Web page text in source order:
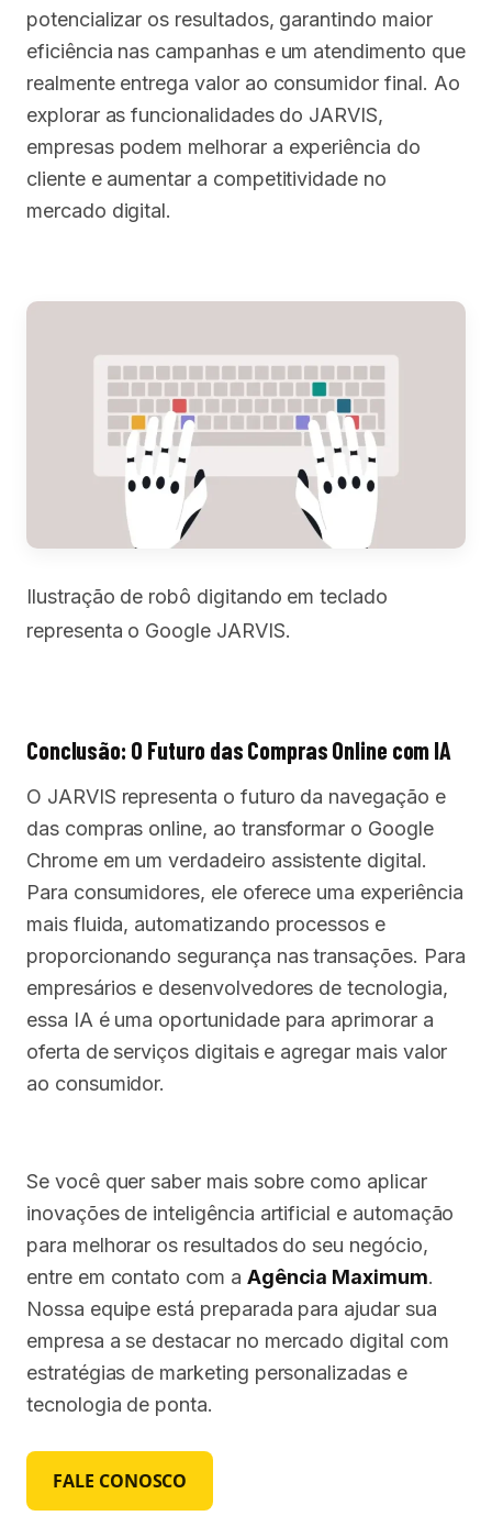
potencializar os resultados, garantindo maior
eficiência nas campanhas e um atendimento que
realmente entrega valor ao consumidor final. Ao
explorar as funcionalidades do JARVIS,
empresas podem melhorar a experiência do
cliente e aumentar a competitividade no
mercado digital.
Ilustração de robô digitando em teclado
representa o Google JARVIS.
Conclusão: O Futuro das Compras Online com IA
O JARVIS representa o futuro da navegação e
das compras online, ao transformar o Google
Chrome em um verdadeiro assistente digital.
Para consumidores, ele oferece uma experiência
mais fluida, automatizando processos e
proporcionando segurança nas transações. Para
empresários e desenvolvedores de tecnologia,
essa IA é uma oportunidade para aprimorar a
oferta de serviços digitais e agregar mais valor
ao consumidor.
Se você quer saber mais sobre como aplicar
inovações de inteligência artificial e automação
para melhorar os resultados do seu negócio,
entre em contato com a Agência Maximum.
Nossa equipe está preparada para ajudar sua
empresa a se destacar no mercado digital com
estratégias de marketing personalizadas e
tecnologia de ponta.
FALE CONOSCO